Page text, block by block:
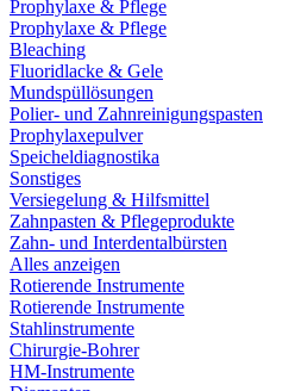
Prophylaxe & Pflege
Prophylaxe & Pflege
Bleaching
Fluoridlacke & Gele
Mundspüllösungen
Polier- und Zahnreinigungspasten
Prophylaxepulver
Speicheldiagnostika
Sonstiges
Versiegelung & Hilfsmittel
Zahnpasten & Pflegeprodukte
Zahn- und Interdentalbürsten
Alles anzeigen
Rotierende Instrumente
Rotierende Instrumente
Stahlinstrumente
Chirurgie-Bohrer
HM-Instrumente